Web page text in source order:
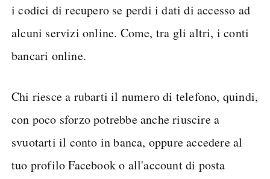
i codici di recupero se perdi i dati di accesso ad
alcuni servizi online. Come, tra gli altri, i conti
bancari online.
Chi riesce a rubarti il numero di telefono, quindi,
con poco sforzo potrebbe anche riuscire a
svuotarti il conto in banca, oppure accedere al
tuo profilo Facebook o all'account di posta